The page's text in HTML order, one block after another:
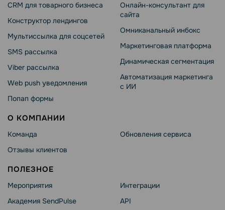
CRM для товарного бизнеса
Конструктор лендингов
Мультиссылка для соцсетей
SMS рассылка
Viber рассылка
Web push уведомления
Попап формы
Онлайн-консультант для
сайта
Омниканальный инбокс
Маркетинговая платформа
Динамическая сегментация
Автоматизация маркетинга
с ИИ
О КОМПАНИИ
Команда
Отзывы клиентов
Обновления сервиса
ПОЛЕЗНОЕ
Мероприятия
Академия SendPulse
Интеграции
API